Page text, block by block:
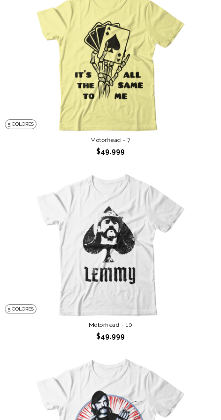
5 COLORES
Motorhead - 7
$49.999
5 COLORES
Motorhead - 10
$49.999